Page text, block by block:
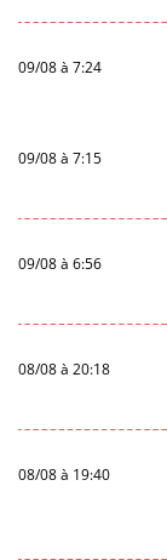
09/08 à 7:24
09/08 à 7:15
09/08 à 6:56
08/08 à 20:18
08/08 à 19:40